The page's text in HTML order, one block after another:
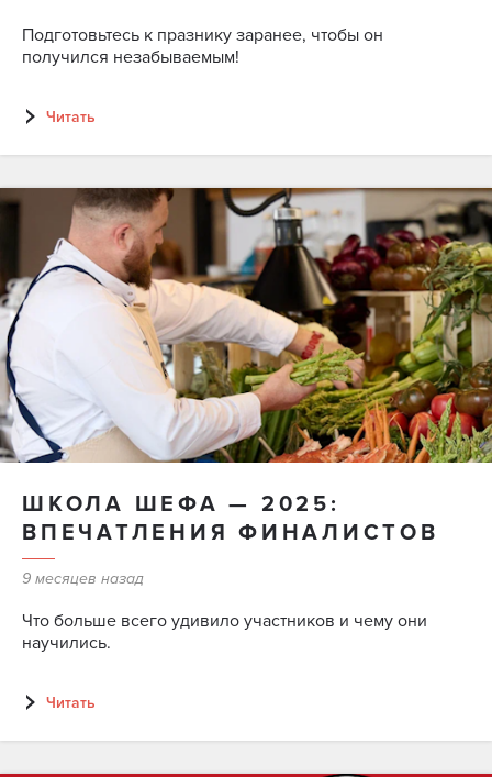
РЕЦЕПТЫ
ТВОРЧЕСТВО
Подготовьтесь к празнику заранее, чтобы он
получился незабываемым!
Читать
ШКОЛА ШЕФА — 2025:
ВПЕЧАТЛЕНИЯ ФИНАЛИСТОВ
9 месяцев назад
Что больше всего удивило участников и чему они
научились.
Читать